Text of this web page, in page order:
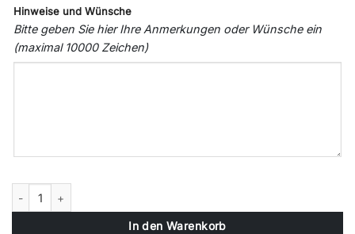
Hinweise und Wünsche
Bitte geben Sie hier Ihre Anmerkungen oder Wünsche ein
(maximal 10000 Zeichen)
Fenster Cremeweiß 4 Sicherheitspilzzapfen abschließbarer Griff /
In den Warenkorb